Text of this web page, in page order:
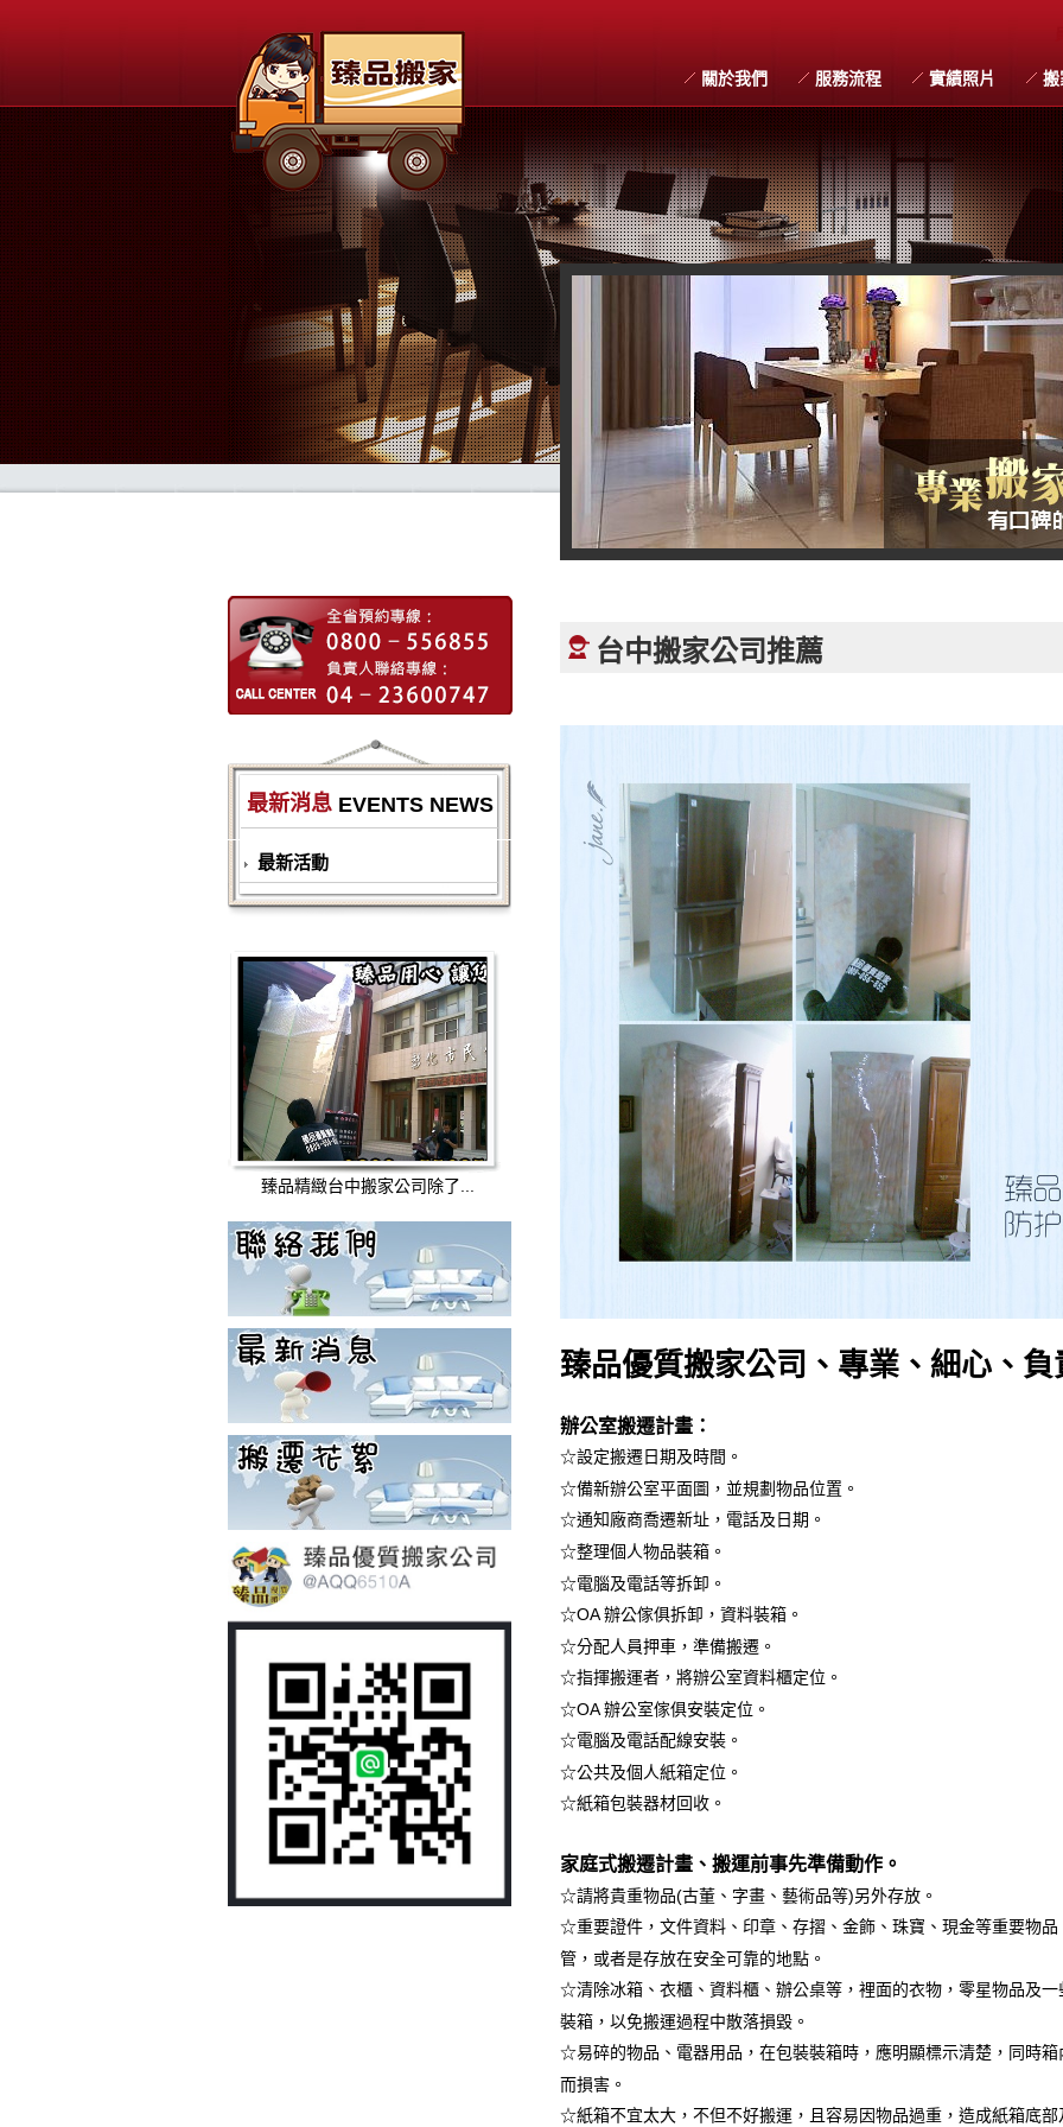
關於我們 服務流程 實績照片
搬
搬家習俗
最新消息 EVENTS NEWS
最新活動
臻品精緻台中搬家公司除了...
台中搬家公司推薦
臻品優質搬家公司、專業、細心、負
辦公室搬遷計畫：
☆設定搬遷日期及時間。
☆備新辦公室平面圖，並規劃物品位置。
☆通知廠商喬遷新址，電話及日期。
☆整理個人物品裝箱。
☆電腦及電話等拆卸。
☆OA 辦公傢俱拆卸，資料裝箱。
☆分配人員押車，準備搬遷。
☆指揮搬運者，將辦公室資料櫃定位。
☆OA 辦公室傢俱安裝定位。
☆電腦及電話配線安裝。
☆公共及個人紙箱定位。
☆紙箱包裝器材回收。
家庭式搬遷計畫、搬運前事先準備動作。
☆請將貴重物品(古董、字畫、藝術品等)另外存放。
☆重要證件，文件資料、印章、存摺、金飾、珠寶、現金等重要物
管，或者是存放在安全可靠的地點。
☆清除冰箱、衣櫃、資料櫃、辦公桌等，裡面的衣物，零星物品及
裝箱，以免搬運過程中散落損毀。
☆易碎的物品、電器用品，在包裝裝箱時，應明顯標示清楚，同時
而損害。
☆紙箱不宜太大，不但不好搬運，且容易因物品過重，造成紙箱底部